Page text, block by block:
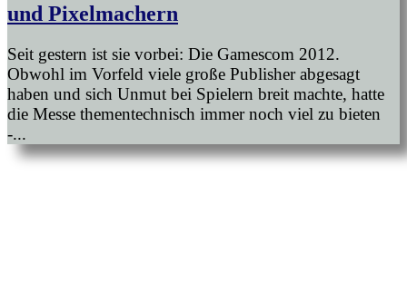
und Pixelmachern
Seit gestern ist sie vorbei: Die Gamescom 2012.
Obwohl im Vorfeld viele große Publisher abgesagt
haben und sich Unmut bei Spielern breit machte, hatte
die Messe thementechnisch immer noch viel zu bieten
-...